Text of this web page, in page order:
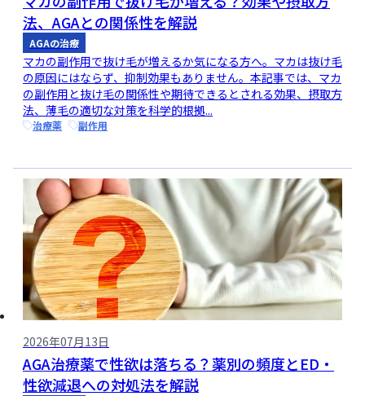
法、AGAとの関係性を解説
AGAの治療
マカの副作用で抜け毛が増えるか気になる方へ。マカは抜け毛
の原因にはならず、抑制効果もありません。本記事では、マカ
の副作用と抜け毛の関係性や期待できるとされる効果、摂取方
法、薄毛の適切な対策を科学的根拠...
治療薬 副作用
2026年07月13日
AGA治療薬で性欲は落ちる？薬別の頻度とED・
性欲減退への対処法を解説